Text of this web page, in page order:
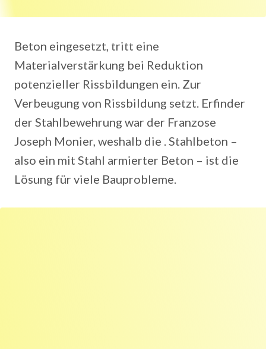
Beton eingesetzt, tritt eine
Materialverstärkung bei Reduktion
potenzieller Rissbildungen ein. Zur
Verbeugung von Rissbildung setzt. Erfinder
der Stahlbewehrung war der Franzose
Joseph Monier, weshalb die . Stahlbeton –
also ein mit Stahl armierter Beton – ist die
Lösung für viele Bauprobleme.